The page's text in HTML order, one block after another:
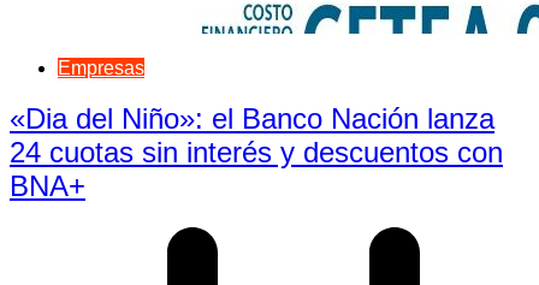
Empresas
«Dia del Niño»: el Banco Nación lanza
24 cuotas sin interés y descuentos con
BNA+